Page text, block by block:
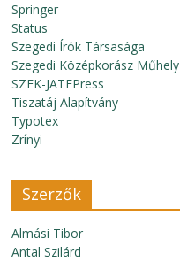
Springer
Status
Szegedi Írók Társasága
Szegedi Középkorász Műhely
SZEK-JATEPress
Tiszatáj Alapítvány
Typotex
Zrínyi
Szerzők
Almási Tibor
Antal Szilárd